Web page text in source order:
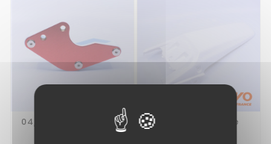
04// GUIDE DE CHAINE 07// Garde Boue